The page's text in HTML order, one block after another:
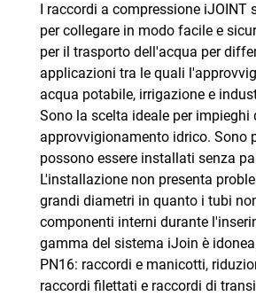
I raccordi a compressione iJOINT
per collegare in modo facile e
per il trasporto dell'acqua per
applicazioni tra le quali
acqua potabile, irrigazione e
Sono la scelta ideale per impieghi
approvvigionamento idrico. Sono
possono essere installati senza
L'installazione non presenta
grandi diametri in quanto i tubi
componenti interni durante
gamma del sistema iJoin è
PN16: raccordi e manicotti,
raccordi filettati e raccordi di